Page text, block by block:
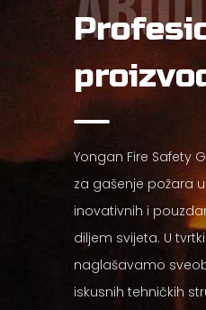
Yongan Fire Safety
za gašenje požara
inovativnih i
diljem svijeta. U
naglašavamo
iskusnih tehničkih